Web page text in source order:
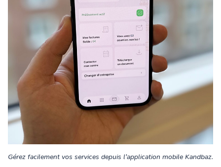
Gérez facilement vos services depuis l'application mobile Kandbaz.